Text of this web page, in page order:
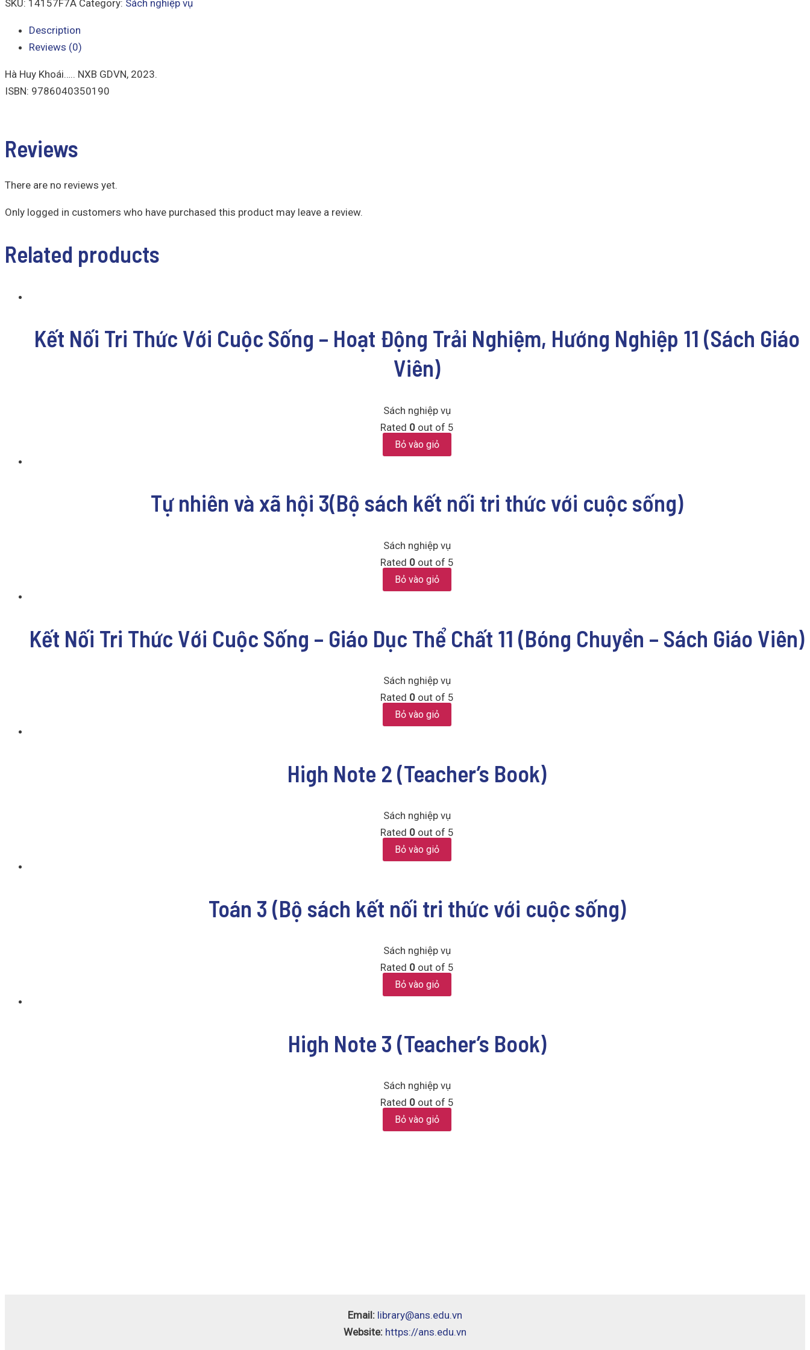
SKU: 14157F7A Category: Sách nghiệp vụ
Description
Reviews (0)
Hà Huy Khoái….. NXB GDVN, 2023.
ISBN: 9786040350190
Reviews
There are no reviews yet.
Only logged in customers who have purchased this product may leave a review.
Related products
Kết Nối Tri Thức Với Cuộc Sống – Hoạt Động Trải Nghiệm, Hướng Nghiệp 11 (Sách Giáo
Viên)
Sách nghiệp vụ
Rated 0 out of 5
Bỏ vào giỏ
Tự nhiên và xã hội 3(Bộ sách kết nối tri thức với cuộc sống)
Sách nghiệp vụ
Rated 0 out of 5
Bỏ vào giỏ
Kết Nối Tri Thức Với Cuộc Sống – Giáo Dục Thể Chất 11 (Bóng Chuyền – Sách Giáo Viên)
Sách nghiệp vụ
Rated 0 out of 5
Bỏ vào giỏ
High Note 2 (Teacher’s Book)
Sách nghiệp vụ
Rated 0 out of 5
Bỏ vào giỏ
Toán 3 (Bộ sách kết nối tri thức với cuộc sống)
Sách nghiệp vụ
Rated 0 out of 5
Bỏ vào giỏ
High Note 3 (Teacher’s Book)
Sách nghiệp vụ
Rated 0 out of 5
Bỏ vào giỏ
Email: library@ans.edu.vn
Website: https://ans.edu.vn